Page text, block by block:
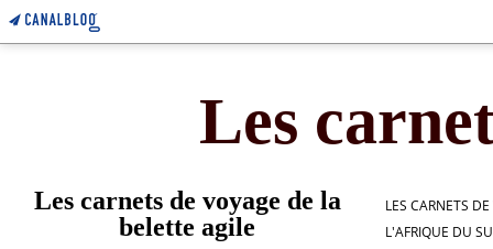
Les
Les carnets de voyage de la
belette agile
LES CARNETS
L'AFRIQUE DU